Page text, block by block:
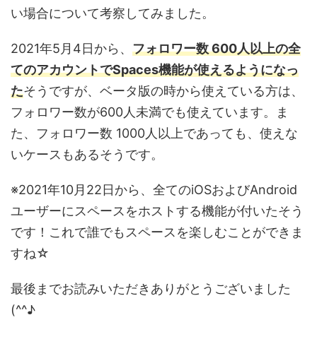
い場合について考察してみました。
2021年5月4日から、 フォロワー数 600人以上の全
てのアカウントでSpaces機能が使えるようになっ
たそうですが、ベータ版の時から使えている方は、
フォロワー数が600人未満でも使えています。ま
た、フォロワー数 1000人以上であっても、使えな
いケースもあるそうです。
※2021年10月22日から、全てのiOSおよびAndroid
ユーザーにスペースをホストする機能が付いたそう
です！これで誰でもスペースを楽しむことができま
すね☆
最後までお読みいただきありがとうございました
(^^♪